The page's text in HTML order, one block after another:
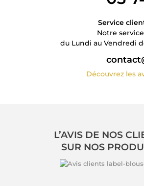
Service
Notre
du Lundi au Vendredi
Découvrez les
L’AVIS DE NOS
SUR NOS